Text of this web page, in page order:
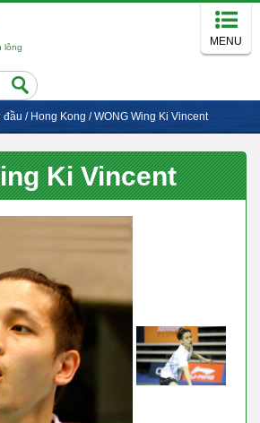
lông MENU
đầu / Hong Kong /WONG Wing Ki Vincent
Ki Vincent